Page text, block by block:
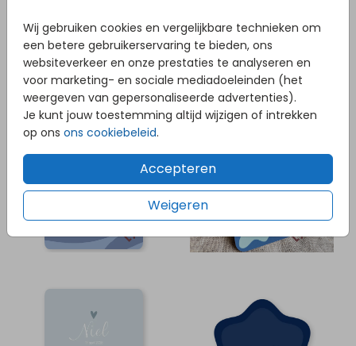
Wij gebruiken cookies en vergelijkbare technieken om
een betere gebruikerservaring te bieden, ons
websiteverkeer en onze prestaties te analyseren en
voor marketing- en sociale mediadoeleinden (het
weergeven van gepersonaliseerde advertenties).
Je kunt jouw toestemming altijd wijzigen of intrekken
op ons ons cookiebeleid.
Accepteren
Weigeren